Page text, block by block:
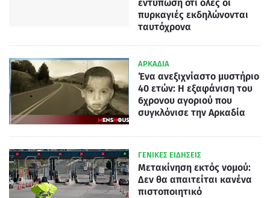
εντύπωση ότι όλες οι
πυρκαγιές εκδηλώνονται
ταυτόχρονα
ΑΡΚΑΔΙΑ
Ένα ανεξιχνίαστο μυστήριο
40 ετών: Η εξαφάνιση του
6χρονου αγοριού που
συγκλόνισε την Αρκαδία
ΓΕΝΙΚΕΣ ΕΙΔΗΣΕΙΣ
Μετακίνηση εκτός νομού:
Δεν θα απαιτείται κανένα
πιστοποιητικό